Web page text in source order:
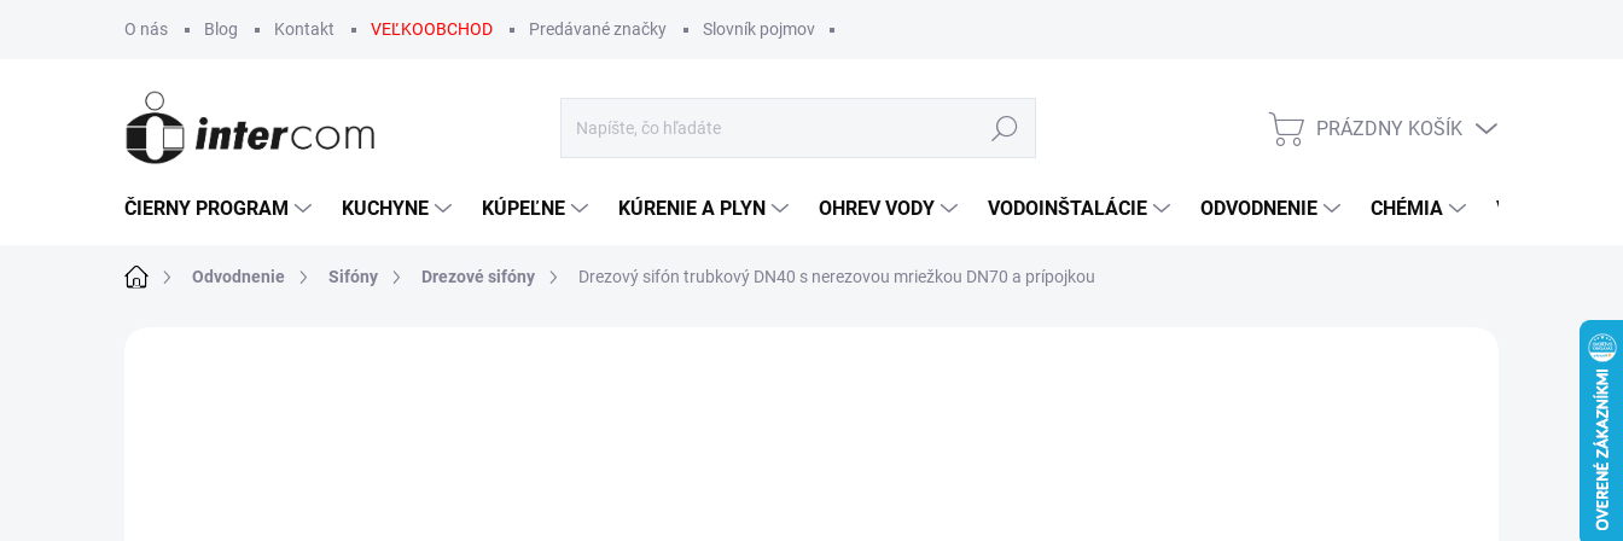
O nás Blog Kontakt VEĽKOOBCHOD Predávané značky Slovník pojmov
Hľadať
NÁKUPNÝ
PRÁZDNY KOŠÍK
ČIERNY PROGRAM KUCHYNE KÚPEĽNE KÚRENIE A PLYN OHREV VODY VODOINŠTALÁCIE ODVODNENIE CHÉMIA VEREJNÝ
DomovOdvodnenie Sifóny Drezové sifóny Drezový sifón trubkový DN40 s nerezovou mriežkou DN70 a prípojkou